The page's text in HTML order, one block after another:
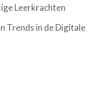
Leerkrachten
Trends in de Digitale